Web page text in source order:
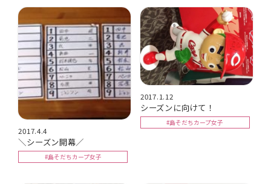
2017.4.4
＼シーズン開幕／
#島そだちカープ女子
2017.1.12
シーズンに向けて！
#島そだちカープ女子